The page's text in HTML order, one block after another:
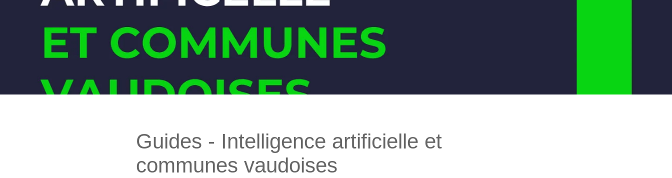
Guides - Intelligence artificielle et
communes vaudoises